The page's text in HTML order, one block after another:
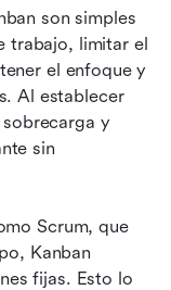
son simples
el enfoque y
Al establecer
y
sin
Scrum, que
Kanban
fijas. Esto lo